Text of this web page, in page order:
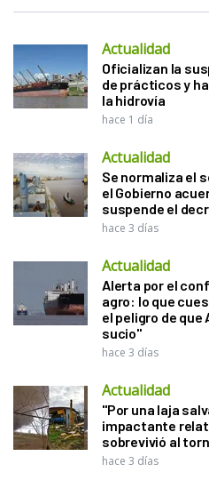
Actualidad
Oficializan la
de prácticos y
la hidrovía
hace 1 día
Actualidad
Se normaliza el
el Gobierno
suspende el
hace 3 días
Actualidad
Alerta por el
agro: lo que
el peligro de que
sucio"
hace 3 días
Actualidad
"Por una laja
impactante
sobrevivió al
hace 3 días